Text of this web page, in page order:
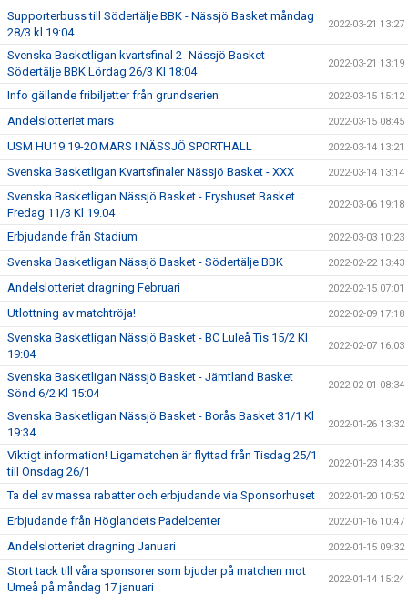
Supporterbuss till Södertälje BBK - Nässjö Basket måndag
28/3 kl 19:04
2022-03-21 13:27
Svenska Basketligan kvartsfinal 2- Nässjö Basket -
Södertälje BBK Lördag 26/3 Kl 18:04
2022-03-21 13:19
Info gällande fribiljetter från grundserien 2022-03-15 15:12
Andelslotteriet mars 2022-03-15 08:45
USM HU19 19-20 MARS I NÄSSJÖ SPORTHALL 2022-03-14 13:21
Svenska Basketligan Kvartsfinaler Nässjö Basket - XXX 2022-03-14 13:14
Svenska Basketligan Nässjö Basket - Fryshuset Basket
Fredag 11/3 Kl 19.04
2022-03-06 19:18
Erbjudande från Stadium 2022-03-03 10:23
Svenska Basketligan Nässjö Basket - Södertälje BBK 2022-02-22 13:43
Andelslotteriet dragning Februari 2022-02-15 07:01
Utlottning av matchtröja! 2022-02-09 17:18
Svenska Basketligan Nässjö Basket - BC Luleå Tis 15/2 Kl
19:04
2022-02-07 16:03
Svenska Basketligan Nässjö Basket - Jämtland Basket
Sönd 6/2 Kl 15:04
2022-02-01 08:34
Svenska Basketligan Nässjö Basket - Borås Basket 31/1 Kl
19:34
2022-01-26 13:32
Viktigt information! Ligamatchen är flyttad från Tisdag 25/1
till Onsdag 26/1
2022-01-23 14:35
Ta del av massa rabatter och erbjudande via Sponsorhuset 2022-01-20 10:52
Erbjudande från Höglandets Padelcenter 2022-01-16 10:47
Andelslotteriet dragning Januari 2022-01-15 09:32
Stort tack till våra sponsorer som bjuder på matchen mot
Umeå på måndag 17 januari
2022-01-14 15:24